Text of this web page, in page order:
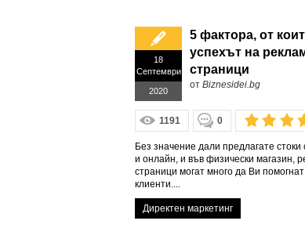
18
Септември
2020
5 фактора, от
успехът на
страници
от Biznesidei.bg
1191 0
Без значение дали предлагате
и онлайн, и във физически магазин,
страници могат много да Ви
клиенти....
Директен маркетинг